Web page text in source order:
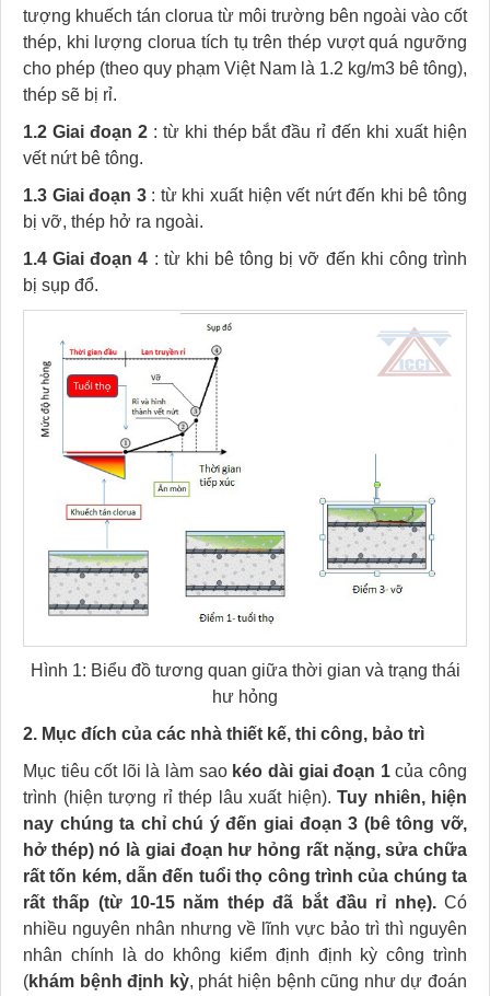
tượng khuếch tán clorua từ môi trường bên ngoài vào cốt
thép, khi lượng clorua tích tụ trên thép vượt quá ngưỡng
cho phép (theo quy phạm Việt Nam là 1.2 kg/m3 bê tông),
thép sẽ bị rỉ.
1.2 Giai đoạn 2: từ khi thép bắt đầu rỉ đến khi xuất hiện
vết nứt bê tông.
1.3 Giai đoạn 3: từ khi xuất hiện vết nứt đến khi bê tông
bị vỡ, thép hở ra ngoài.
1.4 Giai đoạn 4 : từ khi bê tông bị vỡ đến khi công trình
bị sụp đổ.
Hình 1: Biểu đồ tương quan giữa thời gian và trạng thái
hư hỏng
2. Mục đích của các nhà thiết kế, thi công, bảo trì
Mục tiêu cốt lõi là làm sao kéo dài giai đoạn 1của công
trình (hiện tượng rỉ thép lâu xuất hiện). Tuy nhiên, hiện
nay chúng ta chỉ chú ý đến giai đoạn 3 (bê tông vỡ,
hở thép) nó là giai đoạn hư hỏng rất nặng, sửa chữa
rất tốn kém, dẫn đến tuổi thọ công trình của chúng ta
rất thấp (từ 10-15 năm thép đã bắt đầu rỉ nhẹ).Có
nhiều nguyên nhân nhưng về lĩnh vực bảo trì thì nguyên
nhân chính là do không kiểm định định kỳ công trình
(khám bệnh định kỳ, phát hiện bệnh cũng như dự đoán